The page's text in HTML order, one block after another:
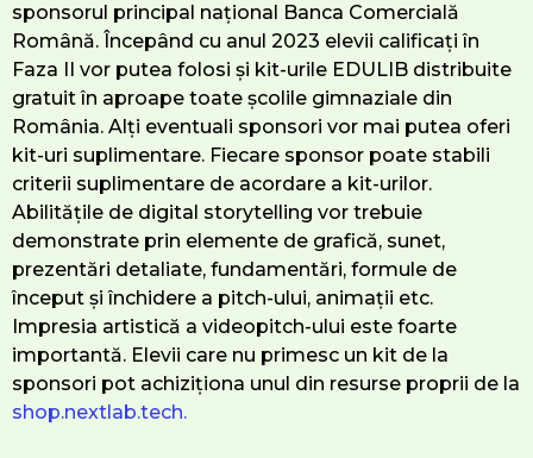
sponsorul principal național Banca Comercială
Română. Începând cu anul 2023 elevii calificați în
Faza II vor putea folosi și kit-urile EDULIB distribuite
gratuit în aproape toate școlile gimnaziale din
România. Alți eventuali sponsori vor mai putea oferi
kit-uri suplimentare. Fiecare sponsor poate stabili
criterii suplimentare de acordare a kit-urilor.
Abilitățile de digital storytelling vor trebuie
demonstrate prin elemente de grafică, sunet,
prezentări detaliate, fundamentări, formule de
început și închidere a pitch-ului, animații etc.
Impresia artistică a videopitch-ului este foarte
importantă. Elevii care nu primesc un kit de la
sponsori pot achiziționa unul din resurse proprii de la
shop.nextlab.tech.